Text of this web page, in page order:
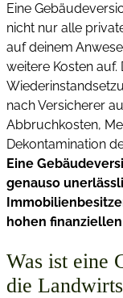
Eine
nicht nur alle
auf deinem
weitere Kosten
nach Versicherer
Abbruchkosten,
Dekontamination
Eine
genauso
hohen
Was ist eine
die